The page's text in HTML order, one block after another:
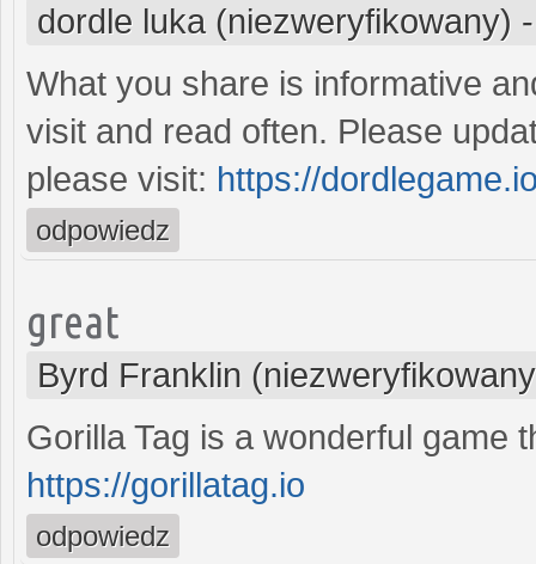
dordle luka (niezweryfikowany)
What you share is informative
visit and read often. Please
please visit: https://
odpowiedz
great
Byrd Franklin
Gorilla Tag is a wonderful game
https://gorillatag.io
odpowiedz